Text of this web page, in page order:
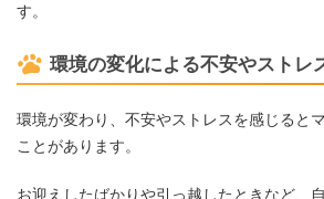
す。
環境の変化による不安やストレ
環境が変わり、不安やストレスを感じると
ことがあります。
お迎えしたばかりや引っ越したときなど、